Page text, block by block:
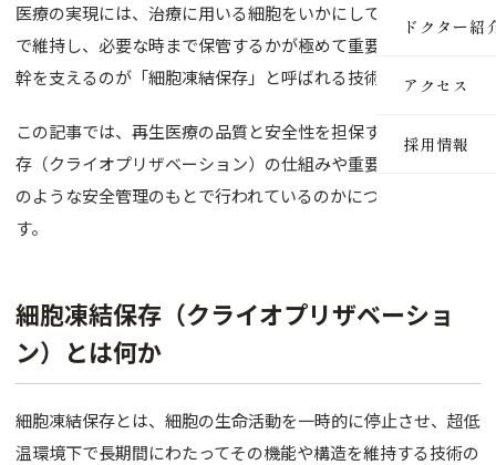
レーザー
肌育注射
ドクター紹
アクセス
採用情報
医療の実現には、治療に用いる細胞をいかにして高品質な状態
で維持し、必要な時まで保管するかが極めて重要です。その根
幹を支えるのが「細胞凍結保存」と呼ばれる技術です。
この記事では、再生医療の品質と安全性を担保する細胞凍結保
存（クライオプリザベーション）の仕組みや重要性、そしてど
のような安全管理のもとで行われているのかについて解説しま
す。
細胞凍結保存（クライオプリザベーショ
ン）とは何か
細胞凍結保存とは、細胞の生命活動を一時的に停止させ、超低
温環境下で長期間にわたってその機能や構造を維持する技術の